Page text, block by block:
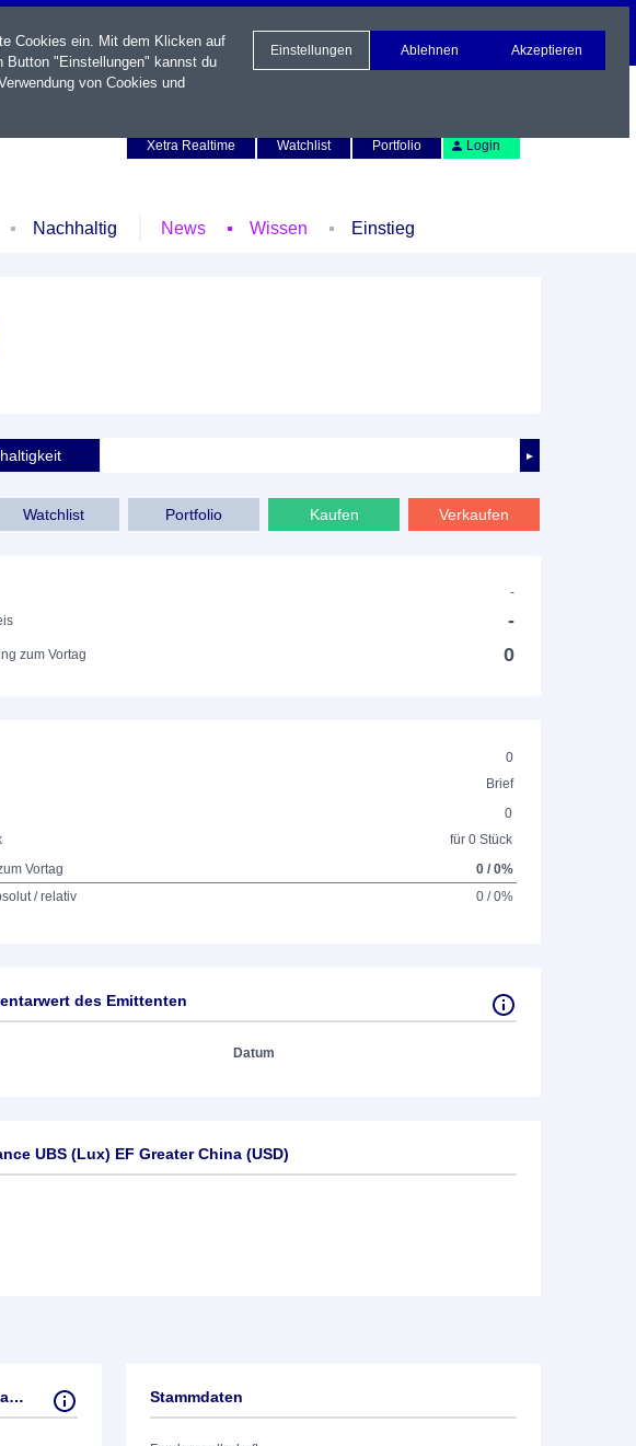
Xetra Realtime
Watchlist Portfolio Login
Nachhaltig News Wissen Einstieg
►
Verkaufen
Kaufen
Portfolio
Watchlist
-
-
zum Vortag 0
0
Brief
0
für 0 Stück
Vortag
0 / 0%
/ relativ
0 / 0%
des Emittenten
Datum
UBS (Lux) EF Greater China (USD)
Rating für UBS (Lux) EF Greater China (USD) Stammdaten
Cookies ein. Mit dem Klicken auf
Button "Einstellungen" kannst du
von Cookies und
Einstellungen Ablehnen Akzeptieren